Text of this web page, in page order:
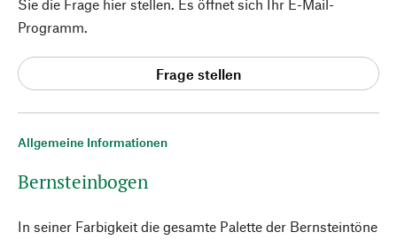
Allgemeine Informationen
Bernsteinbogen
In seiner Farbigkeit die gesamte Palette der Bernsteintöne
Sie die Frage hier stellen. Es öffnet sich Ihr E-Mail-
Programm.
Frage stellen